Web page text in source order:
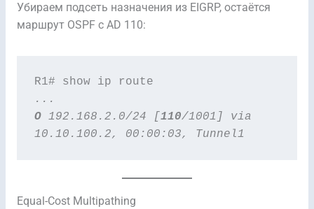
Убираем подсеть назначения из EIGRP, остаётся
маршрут OSPF с AD 110:
...
O 192.168.2.0/24 [ 110/1001] via
10.10.100.2, 00:00:03, Tunnel1
Equal-Cost Multipathing